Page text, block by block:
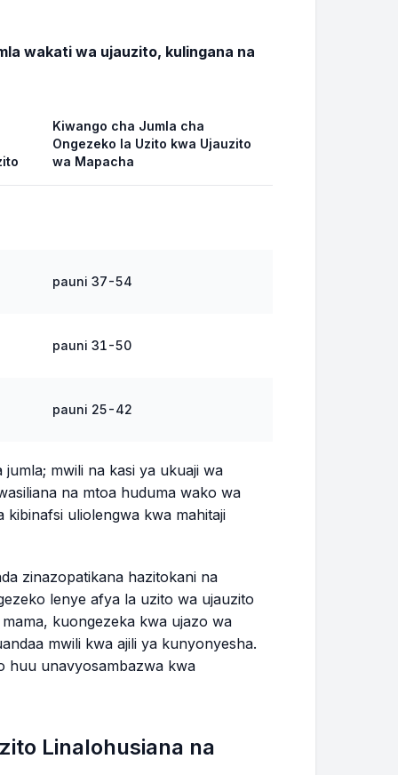
21.6 - 30.4 lbs
22.5 - 31.5 lbs
wakati wa ujauzito, kulingana na
Kiwango cha Jumla cha
Ongezeko la Uzito kwa Ujauzito
wa Mapacha
pauni 37-54
pauni 31-50
pauni 25-42
mwili na kasi ya ukuaji wa
na mtoa huduma wako wa
uliolengwa kwa mahitaji
zinazopatikana hazitokani na
lenye afya la uzito wa ujauzito
kuongezeka kwa ujazo wa
mwili kwa ajili ya kunyonyesha.
huu unavyosambazwa kwa
Linalohusiana na